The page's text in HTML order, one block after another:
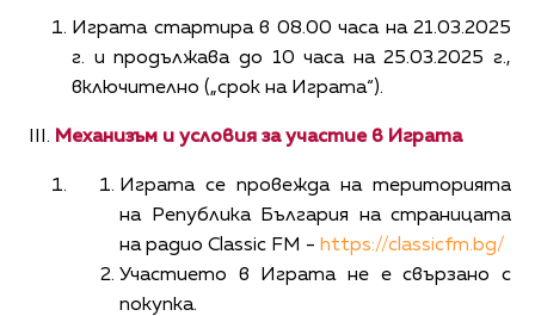
Играта стартира в 08.00 часа на 21.03.2025
г. и продължава до 10 часа на 25.03.2025 г.,
включително („срок на Играта“).
III. Механизъм и условия за участие в Играта
Играта се провежда на територията
на Република България на страницата
на радио Classic FM - https://classicfm.bg/
Участието в Играта не е свързано с
покупка.